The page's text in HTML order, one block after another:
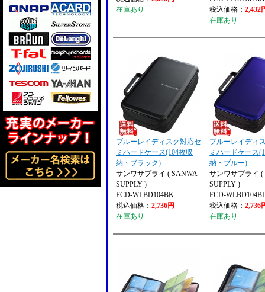
在庫あり
税込価格：2,432
在庫あり
ブルーレイディスク対応セ
ミハードケース(104枚収
納・ブラック)
サンワサプライ ( SANWA
SUPPLY )
FCD-WLBD104BK
税込価格： 2,736円
在庫あり
ブルーレイディ
ミハードケース
納・ブルー)
サンワサプライ (
SUPPLY )
FCD-
税込価格：2,736
在庫あり